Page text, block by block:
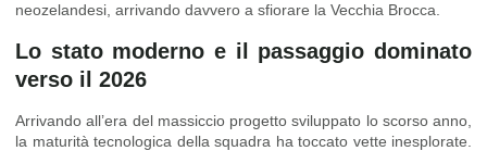
neozelandesi, arrivando davvero a sfiorare la Vecchia Brocca.
Lo stato moderno e il passaggio dominato
verso il 2026
Arrivando all’era del massiccio progetto sviluppato lo scorso anno,
la maturità tecnologica della squadra ha toccato vette inesplorate.